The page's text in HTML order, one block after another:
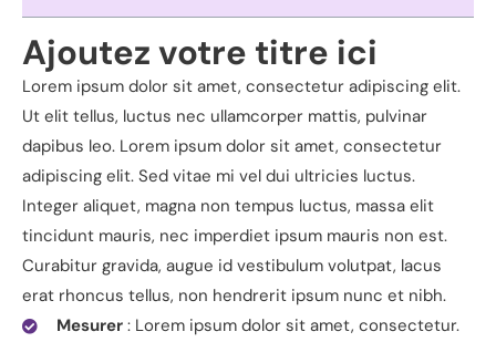
Ajoutez votre titre ici
Lorem ipsum dolor sit amet, consectetur adipiscing elit.
Ut elit tellus, luctus nec ullamcorper mattis, pulvinar
dapibus leo. Lorem ipsum dolor sit amet, consectetur
adipiscing elit. Sed vitae mi vel dui ultricies luctus.
Integer aliquet, magna non tempus luctus, massa elit
tincidunt mauris, nec imperdiet ipsum mauris non est.
Curabitur gravida, augue id vestibulum volutpat, lacus
erat rhoncus tellus, non hendrerit ipsum nunc et nibh.
Mesurer: Lorem ipsum dolor sit amet, consectetur.